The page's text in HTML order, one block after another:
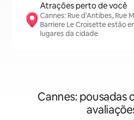
Atrações perto de você
Cannes: Rue d'Antibes, Rue
Barriere Le Croisette estão
lugares da cidade
Cannes: pousadas